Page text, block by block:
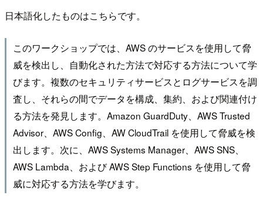
日本語化したものはこちらです。
このワークショップでは、AWS のサービスを使用して脅
威を検出し、自動化された方法で対応する方法について学
びます。複数のセキュリティサービスとログサービスを調
査し、それらの間でデータを構成、集約、および関連付け
る方法を発見します。Amazon GuardDuty、AWS Trusted
Advisor、AWS Config、AW CloudTrail を使用して脅威を検
出します。次に、AWS Systems Manager、AWS SNS、
AWS Lambda、および AWS Step Functions を使用して脅
威に対応する方法を学びます。